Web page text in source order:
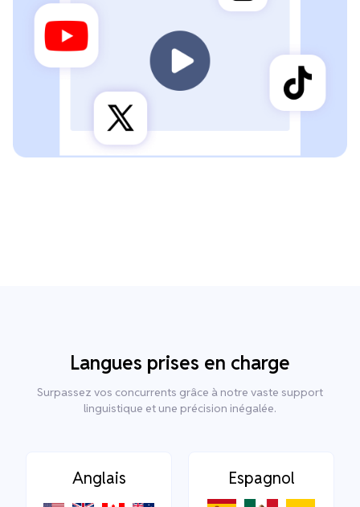
Langues prises en charge
Surpassez vos concurrents grâce à notre vaste support
linguistique et une précision inégalée.
Anglais Espagnol